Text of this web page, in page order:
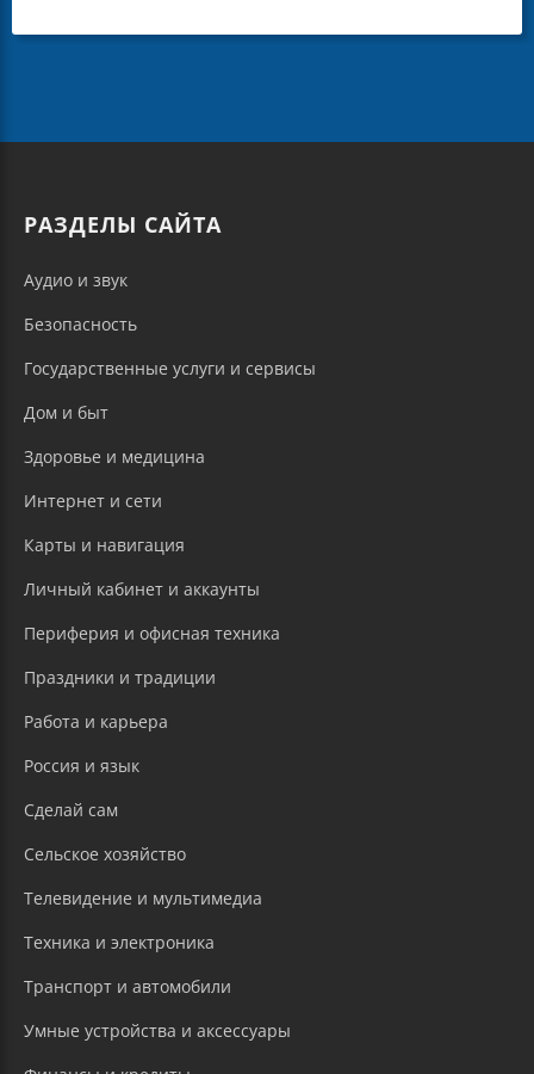
РАЗДЕЛЫ САЙТА
Аудио и звук
Безопасность
Государственные услуги и сервисы
Дом и быт
Здоровье и медицина
Интернет и сети
Карты и навигация
Личный кабинет и аккаунты
Периферия и офисная техника
Праздники и традиции
Работа и карьера
Россия и язык
Сделай сам
Сельское хозяйство
Телевидение и мультимедиа
Техника и электроника
Транспорт и автомобили
Умные устройства и аксессуары